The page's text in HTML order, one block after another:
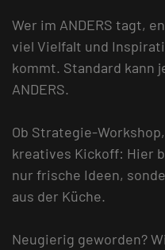
Wer im ANDERS tagt,
viel Vielfalt und
kommt. Standard kann
ANDERS.
Ob Strategie-
kreatives Kickoff: Hier
nur frische Ideen,
aus der Küche.
Neugierig geworden?